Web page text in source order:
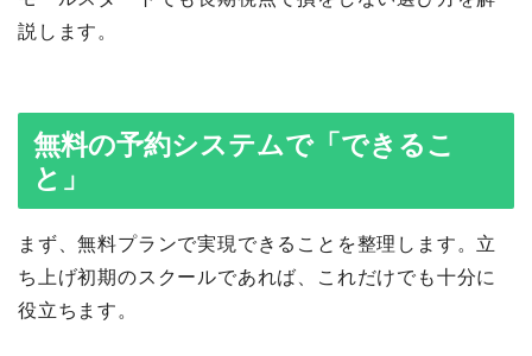
説します。
無料の予約システムで「できるこ
と」
まず、無料プランで実現できることを整理します。立
ち上げ初期のスクールであれば、これだけでも十分に
役立ちます。